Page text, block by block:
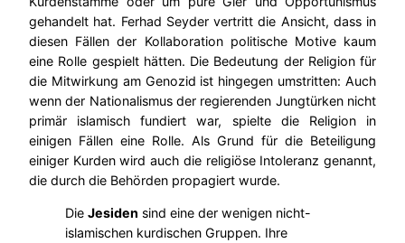
gehandelt hat. Ferhad Seyder vertritt die Ansicht, dass in
diesen Fällen der Kollaboration politische Motive kaum
eine Rolle gespielt hätten. Die Bedeutung der Religion für
die Mitwirkung am Genozid ist hingegen umstritten: Auch
wenn der Nationalismus der regierenden Jungtürken nicht
primär islamisch fundiert war, spielte die Religion in
einigen Fällen eine Rolle. Als Grund für die Beteiligung
einiger Kurden wird auch die religiöse Intoleranz genannt,
die durch die Behörden propagiert wurde.
Die Jesiden sind eine der wenigen nicht-
islamischen kurdischen Gruppen. Ihre